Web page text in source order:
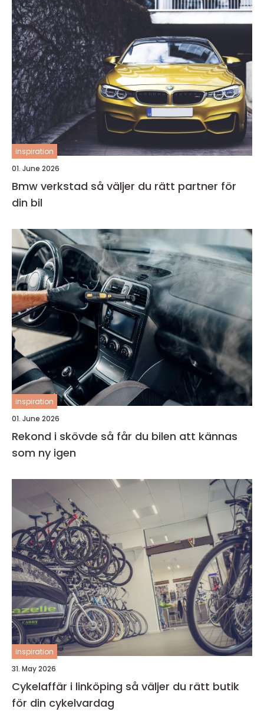
inspiration
01. June 2026
Bmw verkstad så väljer du rätt partner för
din bil
inspiration
01. June 2026
Rekond i skövde så får du bilen att kännas
som ny igen
inspiration
31. May 2026
Cykelaffär i linköping så väljer du rätt butik
för din cykelvardag